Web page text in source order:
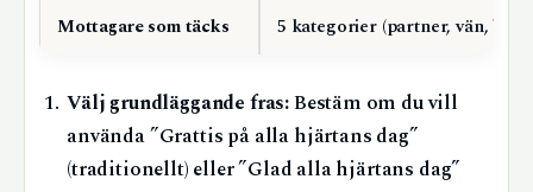
Mottagare som täcks 5 kategorier (partner, vän,
Välj grundläggande fras:Bestäm om du vill
använda ”Grattis på alla hjärtans dag”
(traditionellt) eller ”Glad alla hjärtans dag”